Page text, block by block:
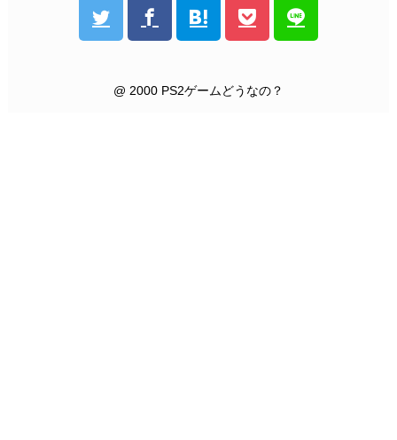
@ 2000 PS2ゲームどうなの？